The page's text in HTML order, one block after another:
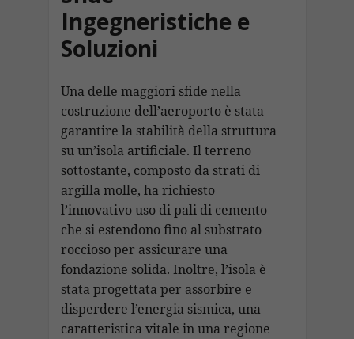
Ingegneristiche e
Soluzioni
Una delle maggiori sfide nella
costruzione dell’aeroporto è stata
garantire la stabilità della struttura
su un’isola artificiale. Il terreno
sottostante, composto da strati di
argilla molle, ha richiesto
l’innovativo uso di pali di cemento
che si estendono fino al substrato
roccioso per assicurare una
fondazione solida. Inoltre, l’isola è
stata progettata per assorbire e
disperdere l’energia sismica, una
caratteristica vitale in una regione